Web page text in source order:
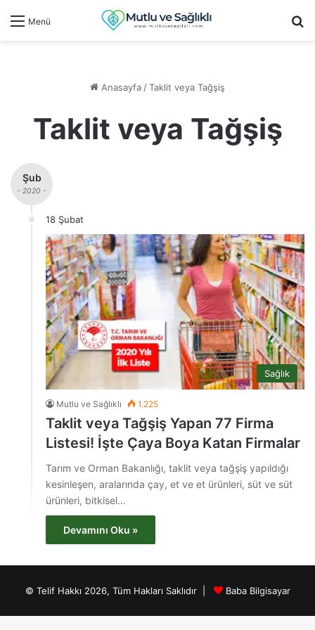
Menü
Anasayfa/Taklit veya Tağşiş
Taklit veya Tağşiş
Şub
- 2020 -
18 Şubat
Sağlık
Mutlu ve Sağlıklı 1.225
Taklit veya Tağşiş Yapan 77 Firma
Listesi! İşte Çaya Boya Katan Firmalar
Tarım ve Orman Bakanlığı, taklit veya tağşiş yapıldığı
kesinleşen, aralarında çay, et ve et ürünleri, süt ve süt
ürünleri, bitkisel…
Devamını Oku »
© Telif Hakkı 2026, Tüm Hakları Saklıdır | Baba Bilgisayar